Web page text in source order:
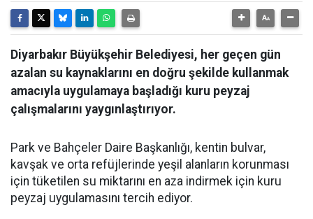
Diyarbakır Büyükşehir Belediyesi, her geçen gün
azalan su kaynaklarını en doğru şekilde kullanmak
amacıyla uygulamaya başladığı kuru peyzaj
çalışmalarını yaygınlaştırıyor.
Park ve Bahçeler Daire Başkanlığı, kentin bulvar,
kavşak ve orta refüjlerinde yeşil alanların korunması
için tüketilen su miktarını en aza indirmek için kuru
peyzaj uygulamasını tercih ediyor.